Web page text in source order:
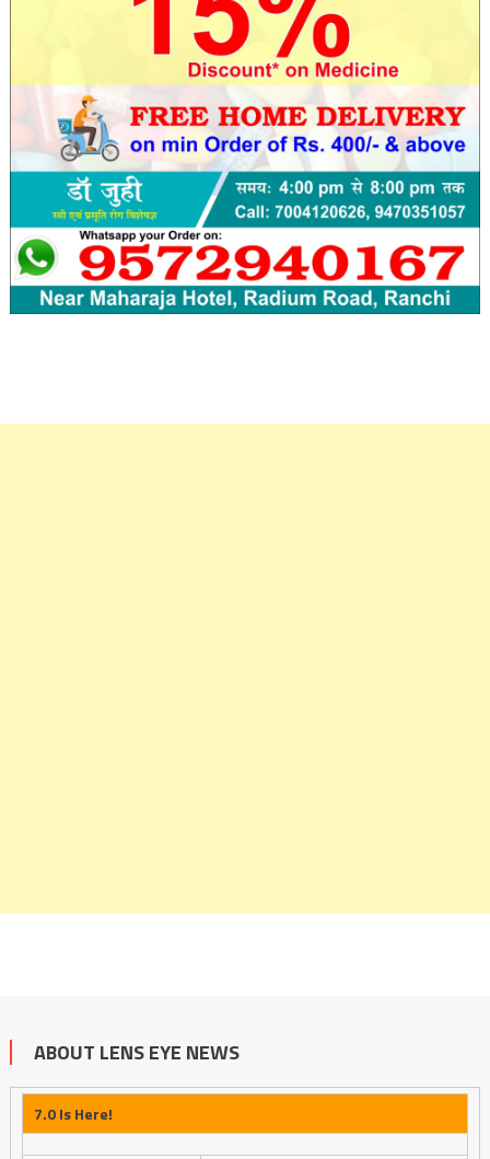
ABOUT LENS EYE NEWS
7.0 Is Here!